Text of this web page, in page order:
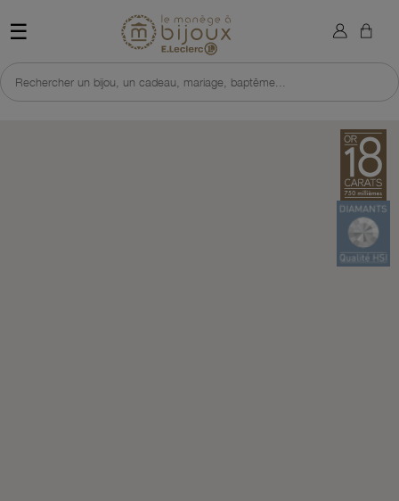
☰ Retour à l'accueil du site
Rechercher un bijou, un cadeau, mariage, baptême...
×